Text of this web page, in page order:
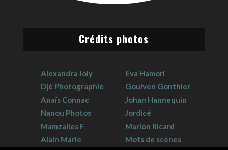
Crédits photos
Alexandra Joly
Djé Photographie
Anaïs Connac
Nanou Photos
Mamzailes F
Alain Marie
Eva Hamori
Goulven Gonthier
Johan Hannequin
Jordicé
Marion Ricard
Mots de scènes